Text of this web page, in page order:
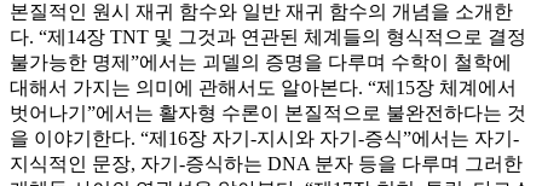
본질적인 원시 재귀 함수와 일반 재귀 함수의 개념을 소개한
다. “제14장 TNT 및 그것과 연관된 체계들의 형식적으로 결정
불가능한 명제”에서는 괴델의 증명을 다루며 수학이 철학에
대해서 가지는 의미에 관해서도 알아본다. “제15장 체계에서
벗어나기”에서는 활자형 수론이 본질적으로 불완전하다는 것
을 이야기한다. “제16장 자기-지시와 자기-증식”에서는 자기-
지식적인 문장, 자기-증식하는 DNA 분자 등을 다루며 그러한